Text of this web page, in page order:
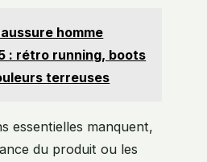
homme
: rétro running, boots
terreuses
essentielles manquent,
du produit ou les